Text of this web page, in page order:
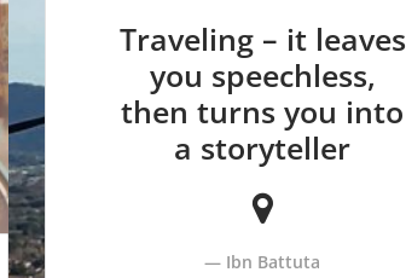
Traveling – it leaves
you speechless,
then turns you into
a storyteller
Ibn Battuta